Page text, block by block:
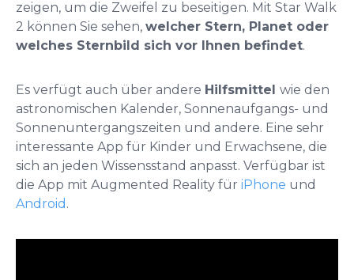
zeigen, um die Zweifel zu beseitigen. Mit Star Walk
2 können Sie sehen, welcher Stern, Planet oder
welches Sternbild sich vor Ihnen befindet.
Es verfügt auch über andere Hilfsmittel wie den
astronomischen Kalender, Sonnenaufgangs- und
Sonnenuntergangszeiten und andere. Eine sehr
interessante App für Kinder und Erwachsene, die
sich an jeden Wissensstand anpasst. Verfügbar ist
die App mit Augmented Reality für iPhone und
Android .